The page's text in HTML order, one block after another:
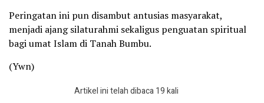
Peringatan ini pun disambut antusias masyarakat,
menjadi ajang silaturahmi sekaligus penguatan spiritual
bagi umat Islam di Tanah Bumbu.
(Ywn)
Artikel ini telah dibaca 19 kali